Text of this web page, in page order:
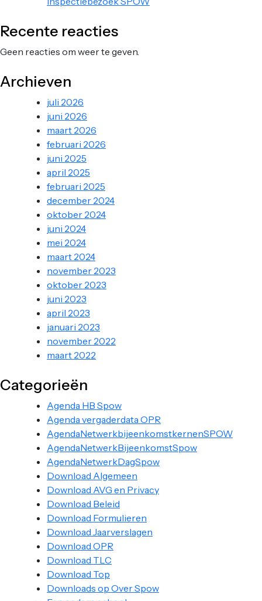
Recente reacties
Geen reacties om weer te geven.
Archieven
juli 2026
juni 2026
maart 2026
februari 2026
juni 2025
april 2025
februari 2025
december 2024
oktober 2024
juni 2024
mei 2024
maart 2024
november 2023
oktober 2023
juni 2023
april 2023
januari 2023
november 2022
maart 2022
Categorieën
Agenda HB Spow
Agenda vergaderdata OPR
AgendaNetwerkbijeenkomstkernenSPOW
AgendaNetwerkBijeenkomstSpow
AgendaNetwerkDagSpow
Download Algemeen
Download AVG en Privacy
Download Beleid
Download Formulieren
Download Jaarverslagen
Download OPR
Download TLC
Download Top
Downloads op Over Spow